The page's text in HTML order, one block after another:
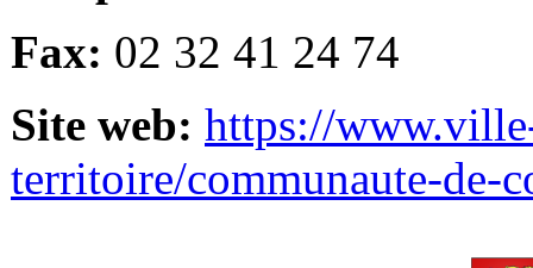
Fax: 02 32 41 24 74
Site web: https://
territoire/communaute-de-